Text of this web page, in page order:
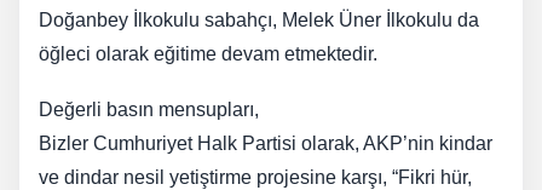
Doğanbey İlkokulu sabahçı, Melek Üner İlkokulu da
öğleci olarak eğitime devam etmektedir.
Değerli basın mensupları,
Bizler Cumhuriyet Halk Partisi olarak, AKP’nin kindar
ve dindar nesil yetiştirme projesine karşı, “Fikri hür,